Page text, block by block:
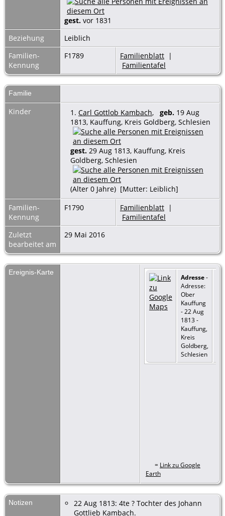
gest. vor 1831
Beziehung
Leiblich
Familien-
Kennung
F1789 Familienblatt |
Familientafel
Familie
Kinder 1. Carl Gottlob Kambach, geb. 19 Aug
1813, Kauffung, Kreis Goldberg, Schlesien
gest. 29 Aug 1813, Kauffung, Kreis
Goldberg, Schlesien
(Alter 0 Jahre) [Mutter: Leiblich]
Familien-
Kennung
F1790 Familienblatt |
Familientafel
Zuletzt
bearbeitet am
29 Mai 2016
Ereignis-Karte
Adresse-
Adresse:
Ober
Kauffung
- 22 Aug
1813 -
Kauffung,
Kreis
Goldberg,
Schlesien
= Link zu Google
Earth
Notizen
22 Aug 1813: 4te ? Tochter des Johann
Gottlieb Kambach.